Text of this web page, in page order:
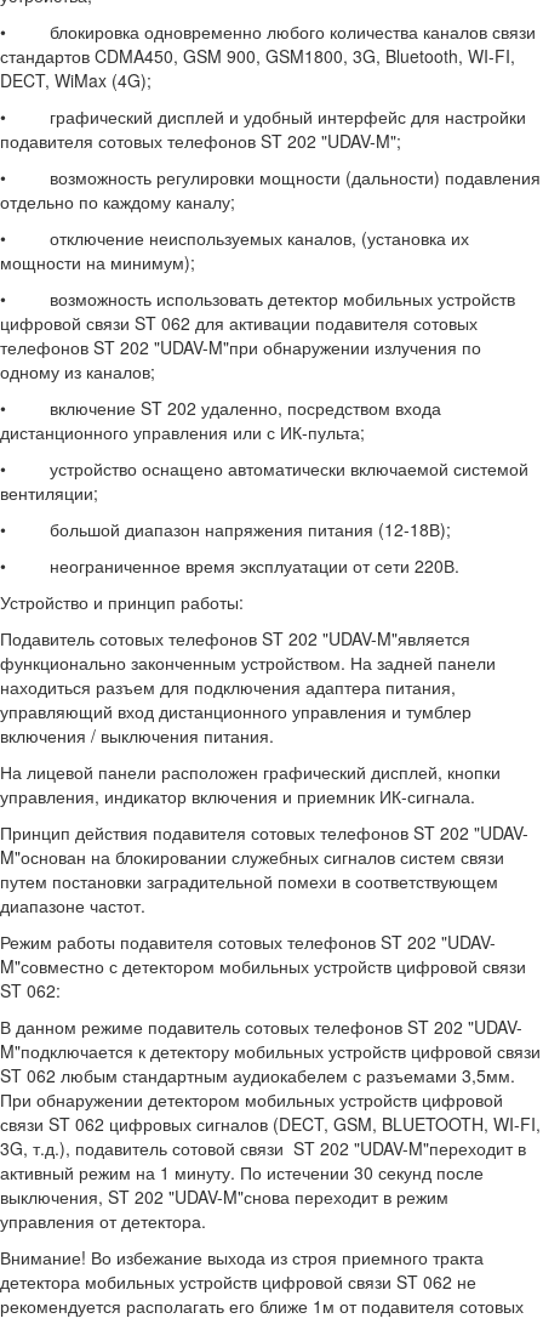
• блокировка одновременно любого количества каналов связи
стандартов CDMA450, GSM 900, GSM1800, 3G, Bluetooth, WI-FI,
DECT, WiMax (4G);
• графический дисплей и удобный интерфейс для настройки
подавителя сотовых телефонов ST 202 "UDAV-M";
• возможность регулировки мощности (дальности) подавления
отдельно по каждому каналу;
• отключение неиспользуемых каналов, (установка их
мощности на минимум);
• возможность использовать детектор мобильных устройств
цифровой связи ST 062 для активации подавителя сотовых
телефонов ST 202 "UDAV-M"при обнаружении излучения по
одному из каналов;
• включение ST 202 удаленно, посредством входа
дистанционного управления или с ИК-пульта;
• устройство оснащено автоматически включаемой системой
вентиляции;
• большой диапазон напряжения питания (12-18В);
• неограниченное время эксплуатации от сети 220В.
Устройство и принцип работы:
Подавитель сотовых телефонов ST 202 "UDAV-M"является
функционально законченным устройством. На задней панели
находиться разъем для подключения адаптера питания,
управляющий вход дистанционного управления и тумблер
включения / выключения питания.
На лицевой панели расположен графический дисплей, кнопки
управления, индикатор включения и приемник ИК-сигнала.
Принцип действия подавителя сотовых телефонов ST 202 "UDAV-
M"основан на блокировании служебных сигналов систем связи
путем постановки заградительной помехи в соответствующем
диапазоне частот.
Режим работы подавителя сотовых телефонов ST 202 "UDAV-
M"совместно с детектором мобильных устройств цифровой связи
ST 062:
В данном режиме подавитель сотовых телефонов ST 202 "UDAV-
M"подключается к детектору мобильных устройств цифровой связи
ST 062 любым стандартным аудиокабелем с разъемами 3,5мм.
При обнаружении детектором мобильных устройств цифровой
связи ST 062 цифровых сигналов (DECT, GSM, BLUETOOTH, WI-FI,
3G, т.д.), подавитель сотовой связи ST 202 "UDAV-M"переходит в
активный режим на 1 минуту. По истечении 30 секунд после
выключения, ST 202 "UDAV-M"снова переходит в режим
управления от детектора.
Внимание! Во избежание выхода из строя приемного тракта
детектора мобильных устройств цифровой связи ST 062 не
рекомендуется располагать его ближе 1м от подавителя сотовых